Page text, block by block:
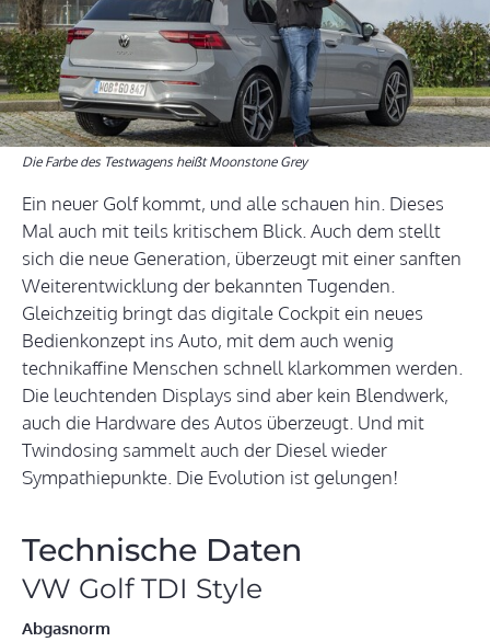
Die Farbe des Testwagens heißt Moonstone Grey
Ein neuer Golf kommt, und alle schauen hin. Dieses
Mal auch mit teils kritischem Blick. Auch dem stellt
sich die neue Generation, überzeugt mit einer sanften
Weiterentwicklung der bekannten Tugenden.
Gleichzeitig bringt das digitale Cockpit ein neues
Bedienkonzept ins Auto, mit dem auch wenig
technikaffine Menschen schnell klarkommen werden.
Die leuchtenden Displays sind aber kein Blendwerk,
auch die Hardware des Autos überzeugt. Und mit
Twindosing sammelt auch der Diesel wieder
Sympathiepunkte. Die Evolution ist gelungen!
Technische Daten
VW Golf TDI Style
Abgasnorm